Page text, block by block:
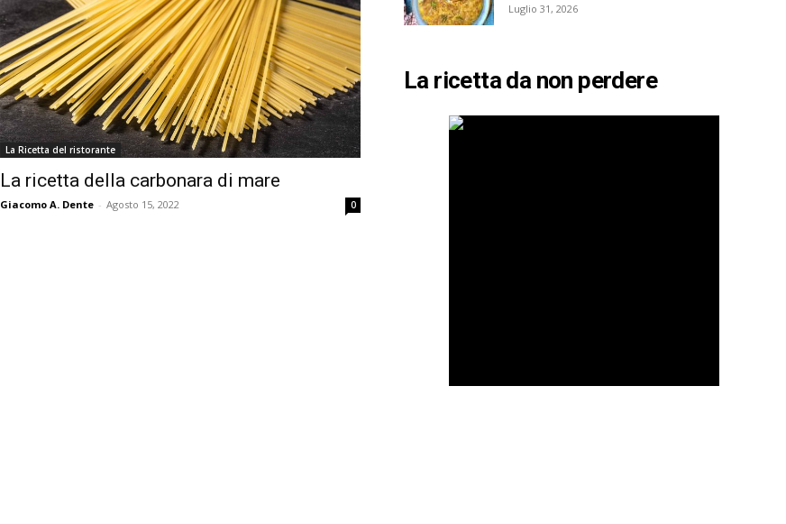
La Ricetta del ristorante
La ricetta della carbonara di mare
Giacomo A. Dente - Agosto 15, 2022 0
Luglio 31, 2026
La ricetta da non perdere